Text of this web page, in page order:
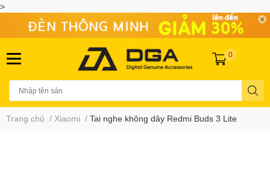
>
0
Trang chủ / Xiaomi / Tai nghe không dây Redmi Buds 3 Lite